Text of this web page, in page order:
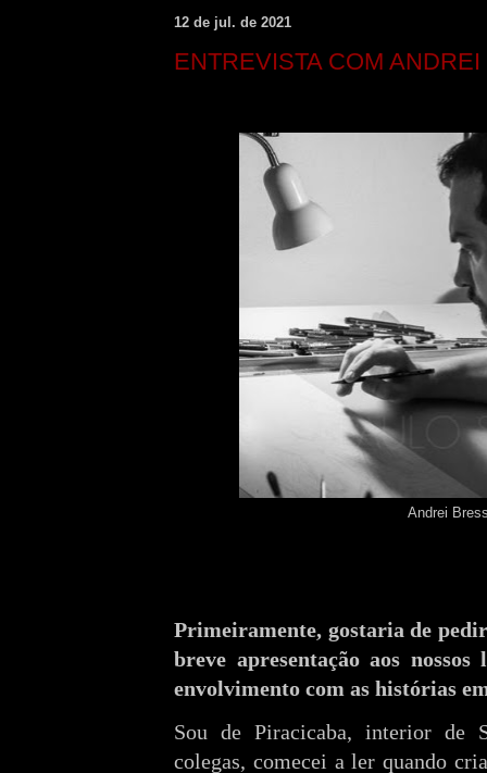
12 de jul. de 2021
ENTREVISTA COM
Andrei
Primeiramente, gostaria de
breve apresentação aos
envolvimento com as histórias
Sou de Piracicaba, interior de
colegas, comecei a ler quando